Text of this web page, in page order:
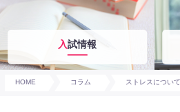
入試情報
HOME コラム ストレスについて